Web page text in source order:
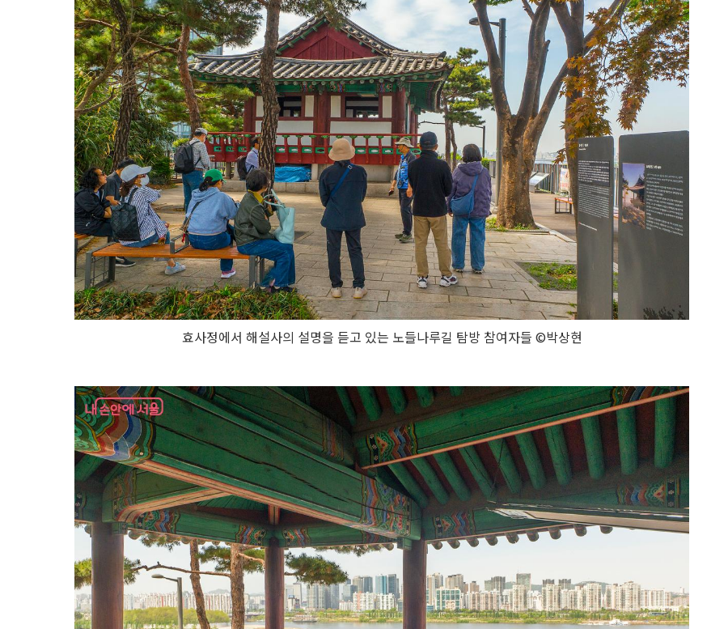
효사정에서 해설사의 설명을 듣고 있는 노들나루길 탐방 참여자들 ©박상현